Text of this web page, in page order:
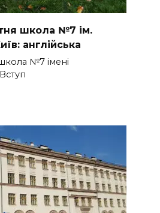
школа №7 ім.
англійська
№7 імені